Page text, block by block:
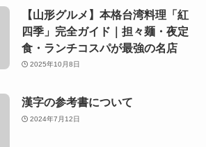
【山形グルメ】本格台湾料理「紅
四季」完全ガイド｜担々麺・夜定
食・ランチコスパが最強の名店
2025年10月8日
漢字の参考書について
2024年7月12日